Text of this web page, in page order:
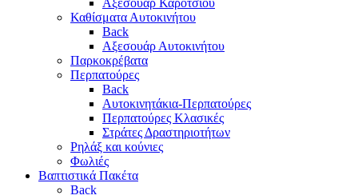
Καθίσματα Αυτοκινήτου
Back
Αξεσουάρ Αυτοκινήτου
Παρκοκρέβατα
Περπατούρες
Back
Αυτοκινητάκια-Περπατούρες
Περπατούρες Κλασικές
Στράτες Δραστηριοτήτων
Ρηλάξ και κούνιες
Φωλιές
Βαπτιστικά Πακέτα
Back